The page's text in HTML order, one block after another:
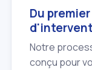
Du
Notre
conçu pour